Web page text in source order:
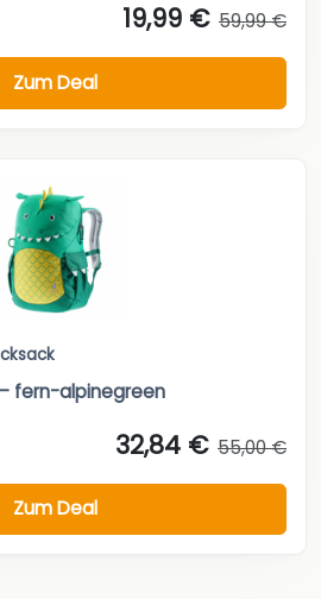
19,99 € 59,99 €
Zum Deal
fern-alpinegreen
32,84 € 55,00 €
Zum Deal